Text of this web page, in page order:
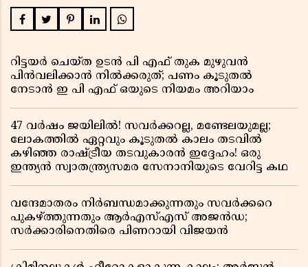
റിട്ടയർ ചെയ്ത ഉടൻ പി എഫ് തുക മുഴുവൻ
പിൻവലിക്കാൻ നിൽക്കരുത്; പണം കൂടുതൽ
നേടാൻ ഇ പി എഫ് ഒയുടെ നിയമം അറിയാം
47 വർഷം ജയിലിൽ! സവർക്കറല്ല, മണ്ടേലയുമല്ല;
ലോകത്തിൽ ഏറ്റവും കൂടുതൽ കാലം തടവിൽ
കഴിഞ്ഞ രാഷ്ട്രീയ തടവുകാരൻ ഇദ്ദേഹം! ഒരു
ഇന്ത്യൻ സ്വാതന്ത്ര്യസമര സേനാനിയുടെ വേറിട്ട കഥ
വന്ദേമാതരം നിർബന്ധമാക്കുന്നതും സവർക്കറെ
പുകഴ്ത്തുന്നതും ആർഎസ്എസ് അജൻഡ;
സർക്കാരിനെതിരെ പിണറായി വിജയൻ